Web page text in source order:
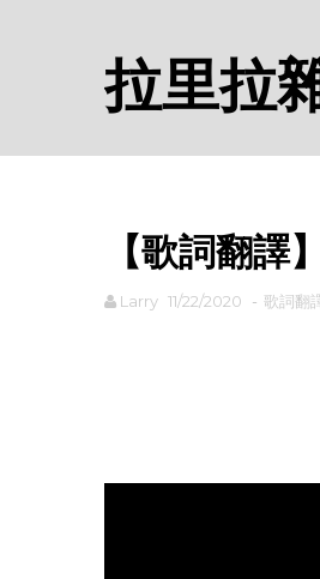
拉里拉
【歌詞翻
Larry 11/22/2020 - 歌詞翻